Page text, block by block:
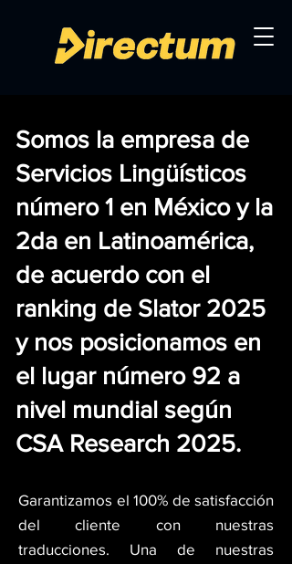
Somos la empresa de
Servicios Lingüísticos
número 1 en México y la
2da en Latinoamérica,
de acuerdo con el
ranking de Slator 2025
y nos posicionamos en
el lugar número 92 a
nivel mundial según
CSA Research 2025.
Garantizamos el 100% de satisfacción
del cliente con nuestras
traducciones. Una de nuestras